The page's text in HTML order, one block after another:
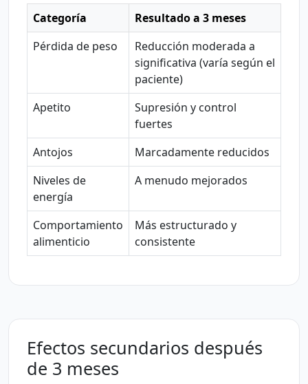
Categoría
Resultado a 3 meses
Pérdida de peso
Reducción moderada a
significativa (varía según el
paciente)
Apetito
Supresión y control
fuertes
Antojos
Marcadamente reducidos
Niveles de
energía
A menudo mejorados
Comportamiento
alimenticio
Más estructurado y
consistente
Efectos secundarios después
de 3 meses